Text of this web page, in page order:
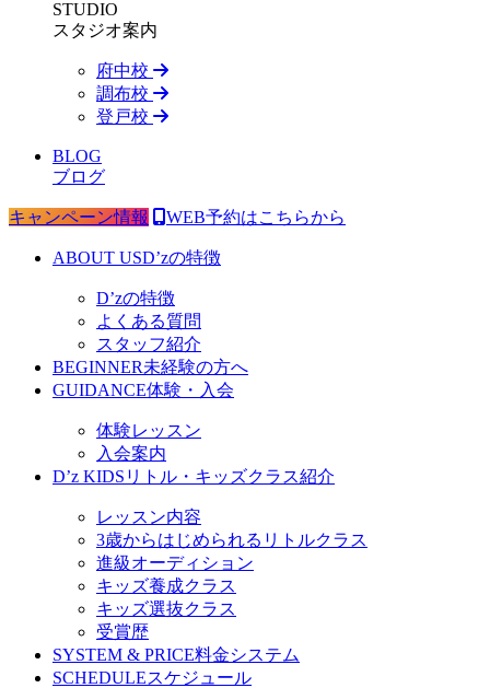
STUDIO
スタジオ案内
府中校
調布校
登戸校
BLOG
ブログ
キャンペーン情報 WEB予約はこちらから
ABOUT USD’zの特徴
D’zの特徴
よくある質問
スタッフ紹介
BEGINNER未経験の方へ
GUIDANCE体験・入会
体験レッスン
入会案内
D’z KIDS リトル・キッズクラス紹介
レッスン内容
3歳からはじめられるリトルクラス
進級オーディション
キッズ養成クラス
キッズ選抜クラス
受賞歴
SYSTEM & PRICE料金システム
SCHEDULEスケジュール